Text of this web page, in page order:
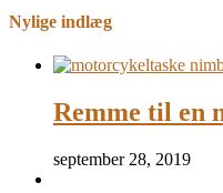
Nylige indlæg
Remme til en
september 28, 2019